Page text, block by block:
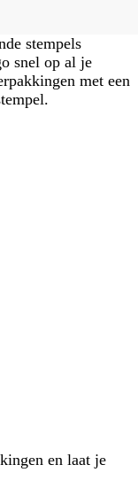
stempels
snel op al je
met een
en laat je